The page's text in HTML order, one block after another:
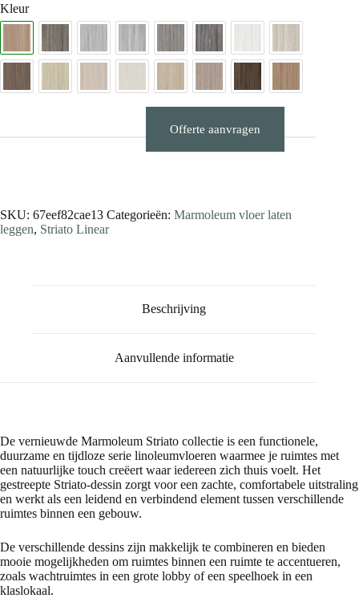
Kleur
Offerte aanvragen
SKU: 67eef82cae13 Categorieën: Marmoleum vloer laten
leggen, Striato Linear
Beschrijving
Aanvullende informatie
De vernieuwde Marmoleum Striato collectie is een functionele,
duurzame en tijdloze serie linoleumvloeren waarmee je ruimtes met
een natuurlijke touch creëert waar iedereen zich thuis voelt. Het
gestreepte Striato-dessin zorgt voor een zachte, comfortabele uitstraling
en werkt als een leidend en verbindend element tussen verschillende
ruimtes binnen een gebouw.
De verschillende dessins zijn makkelijk te combineren en bieden
mooie mogelijkheden om ruimtes binnen een ruimte te accentueren,
zoals wachtruimtes in een grote lobby of een speelhoek in een
klaslokaal.